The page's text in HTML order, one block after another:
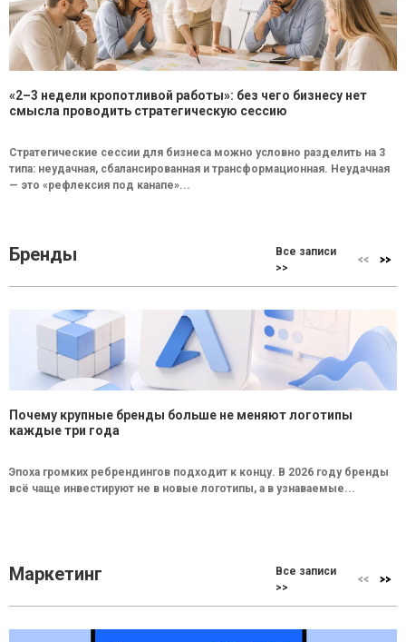
«2–3 недели кропотливой работы»: без чего бизнесу нет
смысла проводить стратегическую сессию
Стратегические сессии для бизнеса можно условно разделить на 3
типа: неудачная, сбалансированная и трансформационная. Неудачная
— это «рефлексия под канапе»...
Бренды
Все записи
>>
Почему крупные бренды больше не меняют логотипы
каждые три года
Эпоха громких ребрендингов подходит к концу. В 2026 году бренды
всё чаще инвестируют не в новые логотипы, а в узнаваемые...
Маркетинг
Все записи
>>